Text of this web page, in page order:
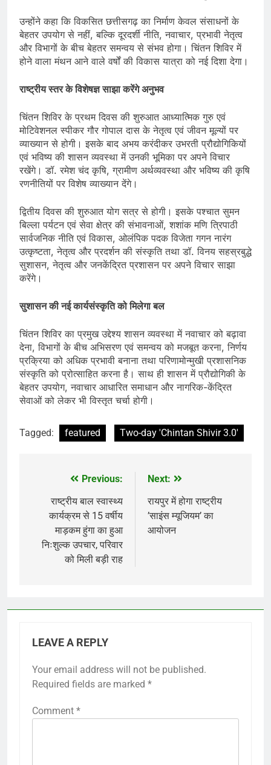
उन्होंने कहा कि विकसित छत्तीसगढ़ का निर्माण केवल संसाधनों के
बेहतर उपयोग से नहीं, बल्कि दूरदर्शी नीति, नवाचार, प्रभावी नेतृत्व
और विभागों के बीच बेहतर समन्वय से संभव होगा। चिंतन शिविर में
होने वाला मंथन आने वाले वर्षों की विकास यात्रा को नई दिशा देगा।
राष्ट्रीय स्तर के विशेषज्ञ साझा करेंगे अनुभव
चिंतन शिविर के प्रथम दिवस की शुरुआत आध्यात्मिक गुरु एवं
मोटिवेशनल स्पीकर गौर गोपाल दास के नेतृत्व एवं जीवन मूल्यों पर
व्याख्यान से होगी। इसके बाद अभय करंदीकर उभरती प्रौद्योगिकियों
एवं भविष्य की शासन व्यवस्था में उनकी भूमिका पर अपने विचार
रखेंगे। डॉ. रमेश चंद कृषि, ग्रामीण अर्थव्यवस्था और भविष्य की कृषि
रणनीतियों पर विशेष व्याख्यान देंगे।
द्वितीय दिवस की शुरुआत योग सत्र से होगी। इसके पश्चात सुमन
बिल्ला पर्यटन एवं सेवा क्षेत्र की संभावनाओं, शशांक मणि त्रिपाठी
सार्वजनिक नीति एवं विकास, ओलंपिक पदक विजेता गगन नारंग
उत्कृष्टता, नेतृत्व और प्रदर्शन की संस्कृति तथा डॉ. विनय सहस्रबुद्धे
सुशासन, नेतृत्व और जनकेंद्रित प्रशासन पर अपने विचार साझा
करेंगे।
सुशासन की नई कार्यसंस्कृति को मिलेगा बल
चिंतन शिविर का प्रमुख उद्देश्य शासन व्यवस्था में नवाचार को बढ़ावा
देना, विभागों के बीच अभिसरण एवं समन्वय को मजबूत करना, निर्णय
प्रक्रिया को अधिक प्रभावी बनाना तथा परिणामोन्मुखी प्रशासनिक
संस्कृति को प्रोत्साहित करना है। साथ ही शासन में प्रौद्योगिकी के
बेहतर उपयोग, नवाचार आधारित समाधान और नागरिक-केंद्रित
सेवाओं को लेकर भी विस्तृत चर्चा होगी।
Tagged: featured Two-day 'Chintan Shivir 3.0'
navigation
Previous:
राष्ट्रीय बाल स्वास्थ्य
कार्यक्रम से 15 वर्षीय
माड़कम हुंगा का हुआ
निःशुल्क उपचार, परिवार
को मिली बड़ी राह
Next:
रायपुर में होगा राष्ट्रीय
’साइंस म्यूजियम’ का
आयोजन
LEAVE A REPLY
Your email address will not be published.
Required fields are marked *
Comment *